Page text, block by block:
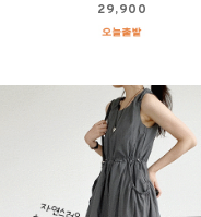
29,900